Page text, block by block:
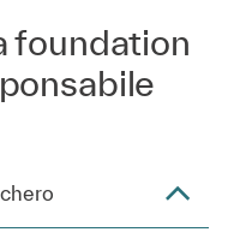
foundation